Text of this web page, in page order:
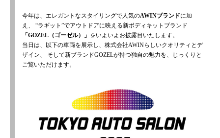
今年は、エレガントなスタイリングで人気のAWINブランドに加
え、
“ラギット”でアウトドアに映える新ボディキットブランド
「GOZEL（ゴーゼル）」 をいよいよお披露目いたします。
当日は、以下の車両を展示し、株式会社AWINらしいクオリティとデ
ザイン、
そして新ブランドGOZELが持つ独自の魅力を、じっくりと
ご覧いただけます。